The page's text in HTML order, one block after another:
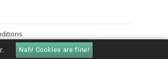
Nah! Cookies are fine!